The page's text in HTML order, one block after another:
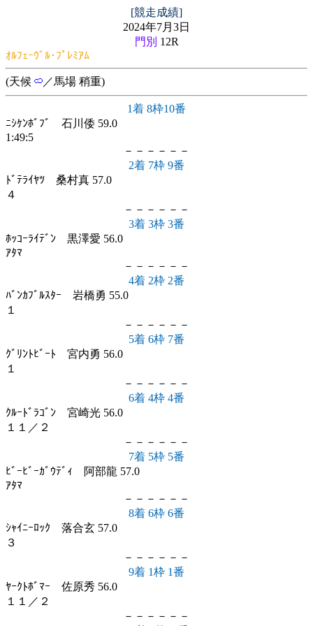
[競走成績]
2024年7月3日
門別 12R
ｵﾙﾌｪｰｳﾞﾙ･ﾌﾟﾚﾐｱﾑ
(天候 ／馬場 稍重)
1着 8枠10番
ﾆｼｹﾝﾎﾞﾌﾞ 石川倭 59.0
1:49:5
－－－－－－
2着 7枠 9番
ﾄﾞﾃﾗｲﾔﾂ 桑村真 57.0
４
－－－－－－
3着 3枠 3番
ﾎｯｺｰﾗｲﾃﾞﾝ 黒澤愛 56.0
ｱﾀﾏ
－－－－－－
4着 2枠 2番
ﾊﾞﾝｶﾌﾞﾙｽﾀｰ 岩橋勇 55.0
１
－－－－－－
5着 6枠 7番
ｸﾞﾘﾝﾄﾋﾞｰﾄ 宮内勇 56.0
１
－－－－－－
6着 4枠 4番
ｸﾙｰﾄﾞﾗｺﾞﾝ 宮崎光 56.0
１１／２
－－－－－－
7着 5枠 5番
ﾋﾞｰﾋﾞｰｶﾞｳﾃﾞｨ 阿部龍 57.0
ｱﾀﾏ
－－－－－－
8着 6枠 6番
ｼｬｲﾆｰﾛｯｸ 落合玄 57.0
３
－－－－－－
9着 1枠 1番
ﾔｰｸﾄﾎﾞﾏｰ 佐原秀 56.0
１１／２
－－－－－－